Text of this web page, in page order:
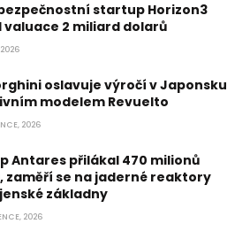
startup Horizon3
valuace 2 miliard dolarů
oslavuje výročí v Japonsku
modelem Revuelto
2026
Antares přilákal 470 milionů
zaměří se na jaderné reaktory
základny
2026